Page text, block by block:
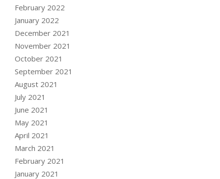
February 2022
January 2022
December 2021
November 2021
October 2021
September 2021
August 2021
July 2021
June 2021
May 2021
April 2021
March 2021
February 2021
January 2021